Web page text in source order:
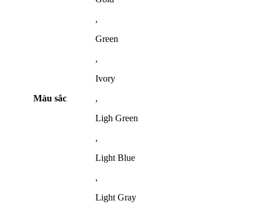
Màu sắc
,
Green
,
Ivory
,
Ligh Green
,
Light Blue
,
Light Gray